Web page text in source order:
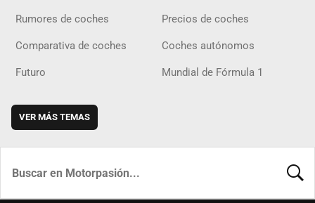
Rumores de coches Precios de coches
Comparativa de coches Coches autónomos
Futuro Mundial de Fórmula 1
VER MÁS TEMAS